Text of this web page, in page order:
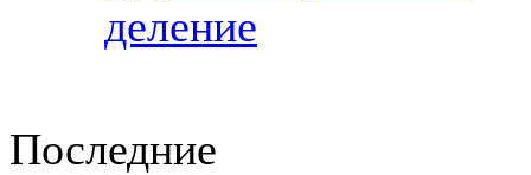
деление
Последние